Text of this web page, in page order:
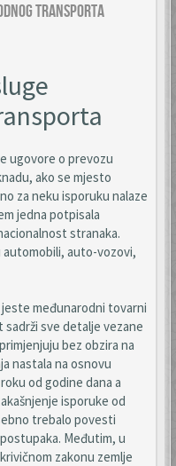
transporta
ugovore o prevozu
ako se mjesto
za neku isporuku nalaze
jedna potpisala
stranaka.
automobili, auto-vozovi,
međunarodni tovarni
sadrži sve detalje vezane
bez obzira na
nastala na osnovu
od godine dana a
isporuke od
trebalo povesti
Međutim, u
zakonu zemlje